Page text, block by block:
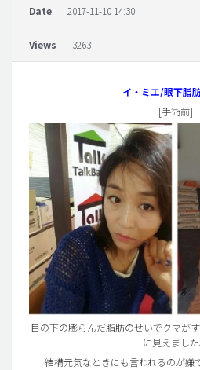
病院紹介
料金一覧
Date 2017-11-10 14:30
Views 3263
イ・ミエ/眼下脂
[手術前]
目の下の膨らんだ脂肪のせいでクマが
に見えました
結構元気なときにも言われるのが嫌